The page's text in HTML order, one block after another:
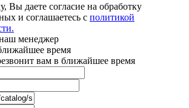
Вы даете согласие на обработку
и соглашаетесь с политикой
менеджер
время
вам в ближайшее время